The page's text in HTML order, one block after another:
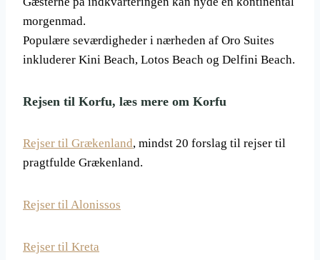
morgenmad.
Populære seværdigheder i nærheden af ​​Oro Suites
inkluderer Kini Beach, Lotos Beach og Delfini Beach.
Rejsen til Korfu, læs mere om Korfu
Rejser til Grækenland, mindst 20 forslag til rejser til
pragtfulde Grækenland.
Rejser til Alonissos
Rejser til Kreta